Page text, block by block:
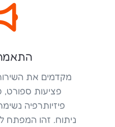
מקדמים את
פציעות ספורט,
פיזיותרפיה